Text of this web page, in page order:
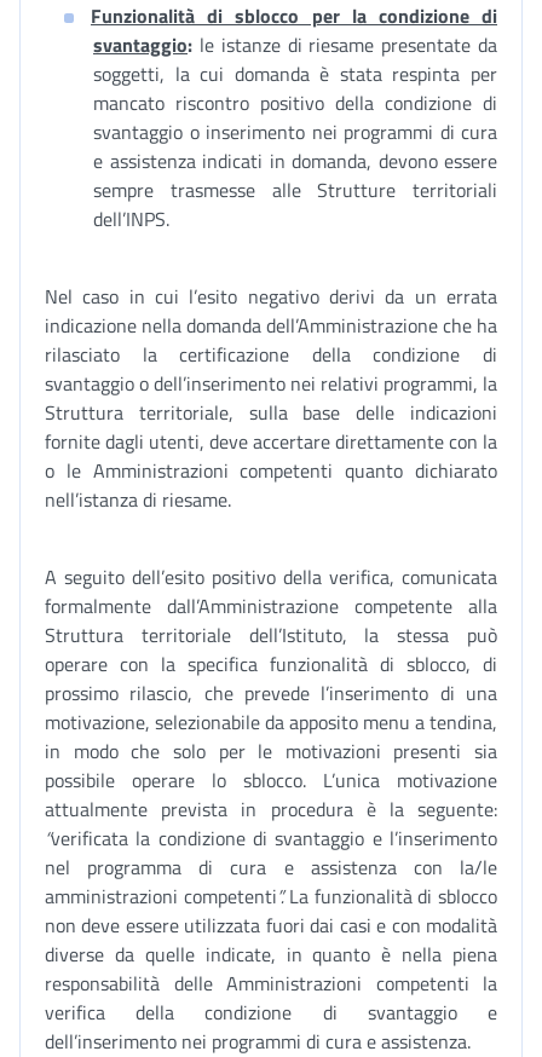
Funzionalità di sblocco per la condizione di
svantaggio: le istanze di riesame presentate da
soggetti, la cui domanda è stata respinta per
mancato riscontro positivo della condizione di
svantaggio o inserimento nei programmi di cura
e assistenza indicati in domanda, devono essere
sempre trasmesse alle Strutture territoriali
dell’INPS.
Nel caso in cui l’esito negativo derivi da un errata
indicazione nella domanda dell’Amministrazione che ha
rilasciato la certificazione della condizione di
svantaggio o dell’inserimento nei relativi programmi, la
Struttura territoriale, sulla base delle indicazioni
fornite dagli utenti, deve accertare direttamente con la
o le Amministrazioni competenti quanto dichiarato
nell’istanza di riesame.
A seguito dell’esito positivo della verifica, comunicata
formalmente dall’Amministrazione competente alla
Struttura territoriale dell’Istituto, la stessa può
operare con la specifica funzionalità di sblocco, di
prossimo rilascio, che prevede l’inserimento di una
motivazione, selezionabile da apposito menu a tendina,
in modo che solo per le motivazioni presenti sia
possibile operare lo sblocco. L’unica motivazione
attualmente prevista in procedura è la seguente:
“verificata la condizione di svantaggio e l’inserimento
nel programma di cura e assistenza con la/le
amministrazioni competenti”.La funzionalità di sblocco
non deve essere utilizzata fuori dai casi e con modalità
diverse da quelle indicate, in quanto è nella piena
responsabilità delle Amministrazioni competenti la
verifica della condizione di svantaggio e
dell’inserimento nei programmi di cura e assistenza.